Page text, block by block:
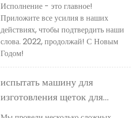
Исполнение - это главное!
Приложите все усилия в наших
действиях, чтобы подтвердить наши
слова. 2022, продолжай! С Новым
Годом!
испытать машину для
изготовления щеток для
подметания дорог